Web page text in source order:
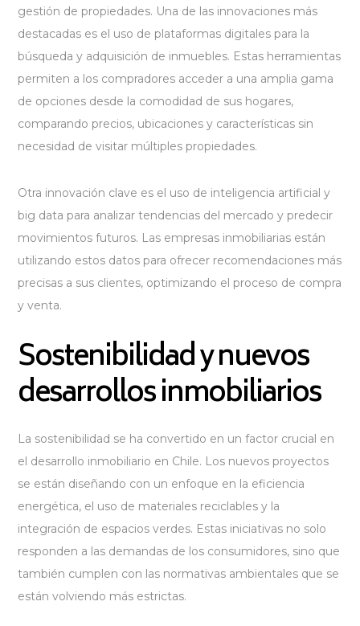
gestión de propiedades. Una de las innovaciones más
destacadas es el uso de plataformas digitales para la
búsqueda y adquisición de inmuebles. Estas herramientas
permiten a los compradores acceder a una amplia gama
de opciones desde la comodidad de sus hogares,
comparando precios, ubicaciones y características sin
necesidad de visitar múltiples propiedades.
Otra innovación clave es el uso de inteligencia artificial y
big data para analizar tendencias del mercado y predecir
movimientos futuros. Las empresas inmobiliarias están
utilizando estos datos para ofrecer recomendaciones más
precisas a sus clientes, optimizando el proceso de compra
y venta.
Sostenibilidad y nuevos
desarrollos inmobiliarios
La sostenibilidad se ha convertido en un factor crucial en
el desarrollo inmobiliario en Chile. Los nuevos proyectos
se están diseñando con un enfoque en la eficiencia
energética, el uso de materiales reciclables y la
integración de espacios verdes. Estas iniciativas no solo
responden a las demandas de los consumidores, sino que
también cumplen con las normativas ambientales que se
están volviendo más estrictas.